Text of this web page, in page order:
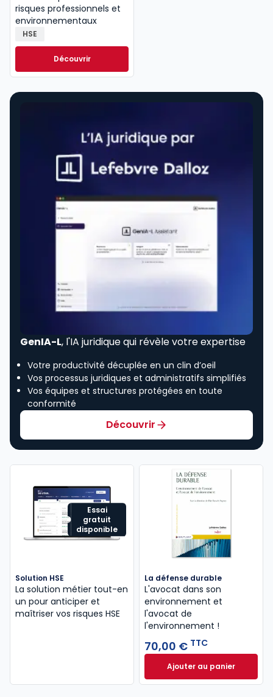
risques professionnels et
environnementaux
HSE
Découvrir
GenIA-L, l'IA juridique qui révèle votre expertise
Votre productivité décuplée en un clin d’oeil
Vos processus juridiques et administratifs simplifiés
Vos équipes et structures protégées en toute
conformité
Découvrir
Essai
gratuit
disponible
Solution HSE
La solution métier tout-en
un pour anticiper et
maîtriser vos risques HSE
La défense durable
L'avocat dans son
environnement et
l'avocat de
l'environnement !
70,00 € TTC
Ajouter au panier
La défense